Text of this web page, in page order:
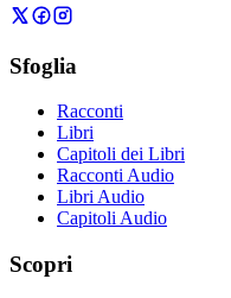
Sfoglia
Racconti
Libri
Capitoli dei Libri
Racconti Audio
Libri Audio
Capitoli Audio
Scopri